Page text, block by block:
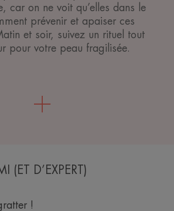
car on ne voit qu’elles dans le
prévenir et apaiser ces
et soir, suivez un rituel tout
pour votre peau fragilisée.
(ET D’EXPERT)
!